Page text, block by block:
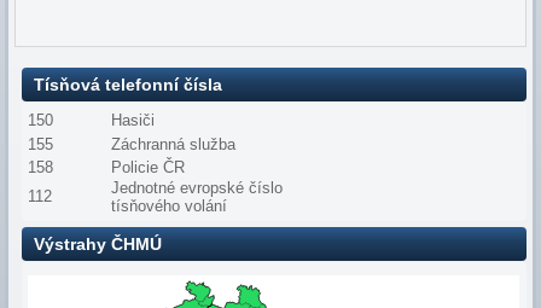
Tísňová telefonní čísla
150
Hasiči
155
Záchranná služba
158
Policie ČR
112
Jednotné evropské číslo
tísňového volání
Výstrahy ČHMÚ